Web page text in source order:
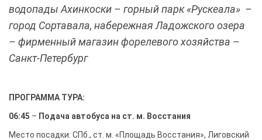
водопады Ахинкоски – горный парк «Рускеала» –
город Сортавала, набережная Ладожского озера
– фирменный магазин форелевого хозяйства –
Санкт-Петербург
ПРОГРАММА ТУРА:
06:45 – Подача автобуса на ст. м. Восстания
Место посадки: СПб., ст. м. «Площадь Восстания», Лиговский